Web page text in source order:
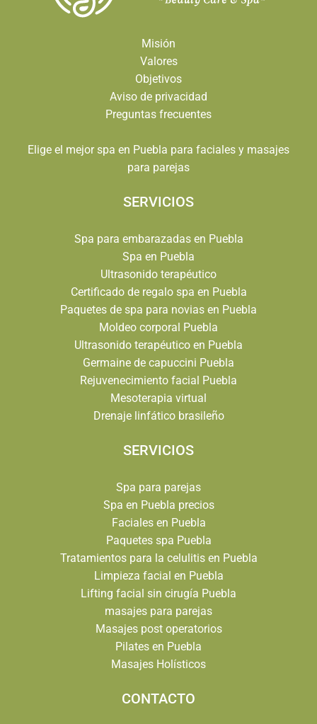
Misión
Valores
Objetivos
Aviso de privacidad
Preguntas frecuentes
Elige el mejor spa en Puebla para faciales y masajes
para parejas
SERVICIOS
Spa para embarazadas en Puebla
Spa en Puebla
Ultrasonido terapéutico
Certificado de regalo spa en Puebla
Paquetes de spa para novias en Puebla
Moldeo corporal Puebla
Ultrasonido terapéutico en Puebla
Germaine de capuccini Puebla
Rejuvenecimiento facial Puebla
Mesoterapia virtual
Drenaje linfático brasileño
SERVICIOS
Spa para parejas
Spa en Puebla precios
Faciales en Puebla
Paquetes spa Puebla
Tratamientos para la celulitis en Puebla
Limpieza facial en Puebla
Lifting facial sin cirugía Puebla
masajes para parejas
Masajes post operatorios
Pilates en Puebla
Masajes Holísticos
CONTACTO